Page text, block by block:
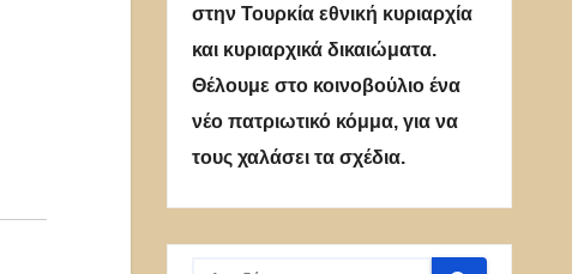
στην Τουρκία εθνική κυριαρχία
και κυριαρχικά δικαιώματα.
Θέλουμε στο κοινοβούλιο ένα
νέο πατριωτικό κόμμα, για να
τους χαλάσει τα σχέδια.